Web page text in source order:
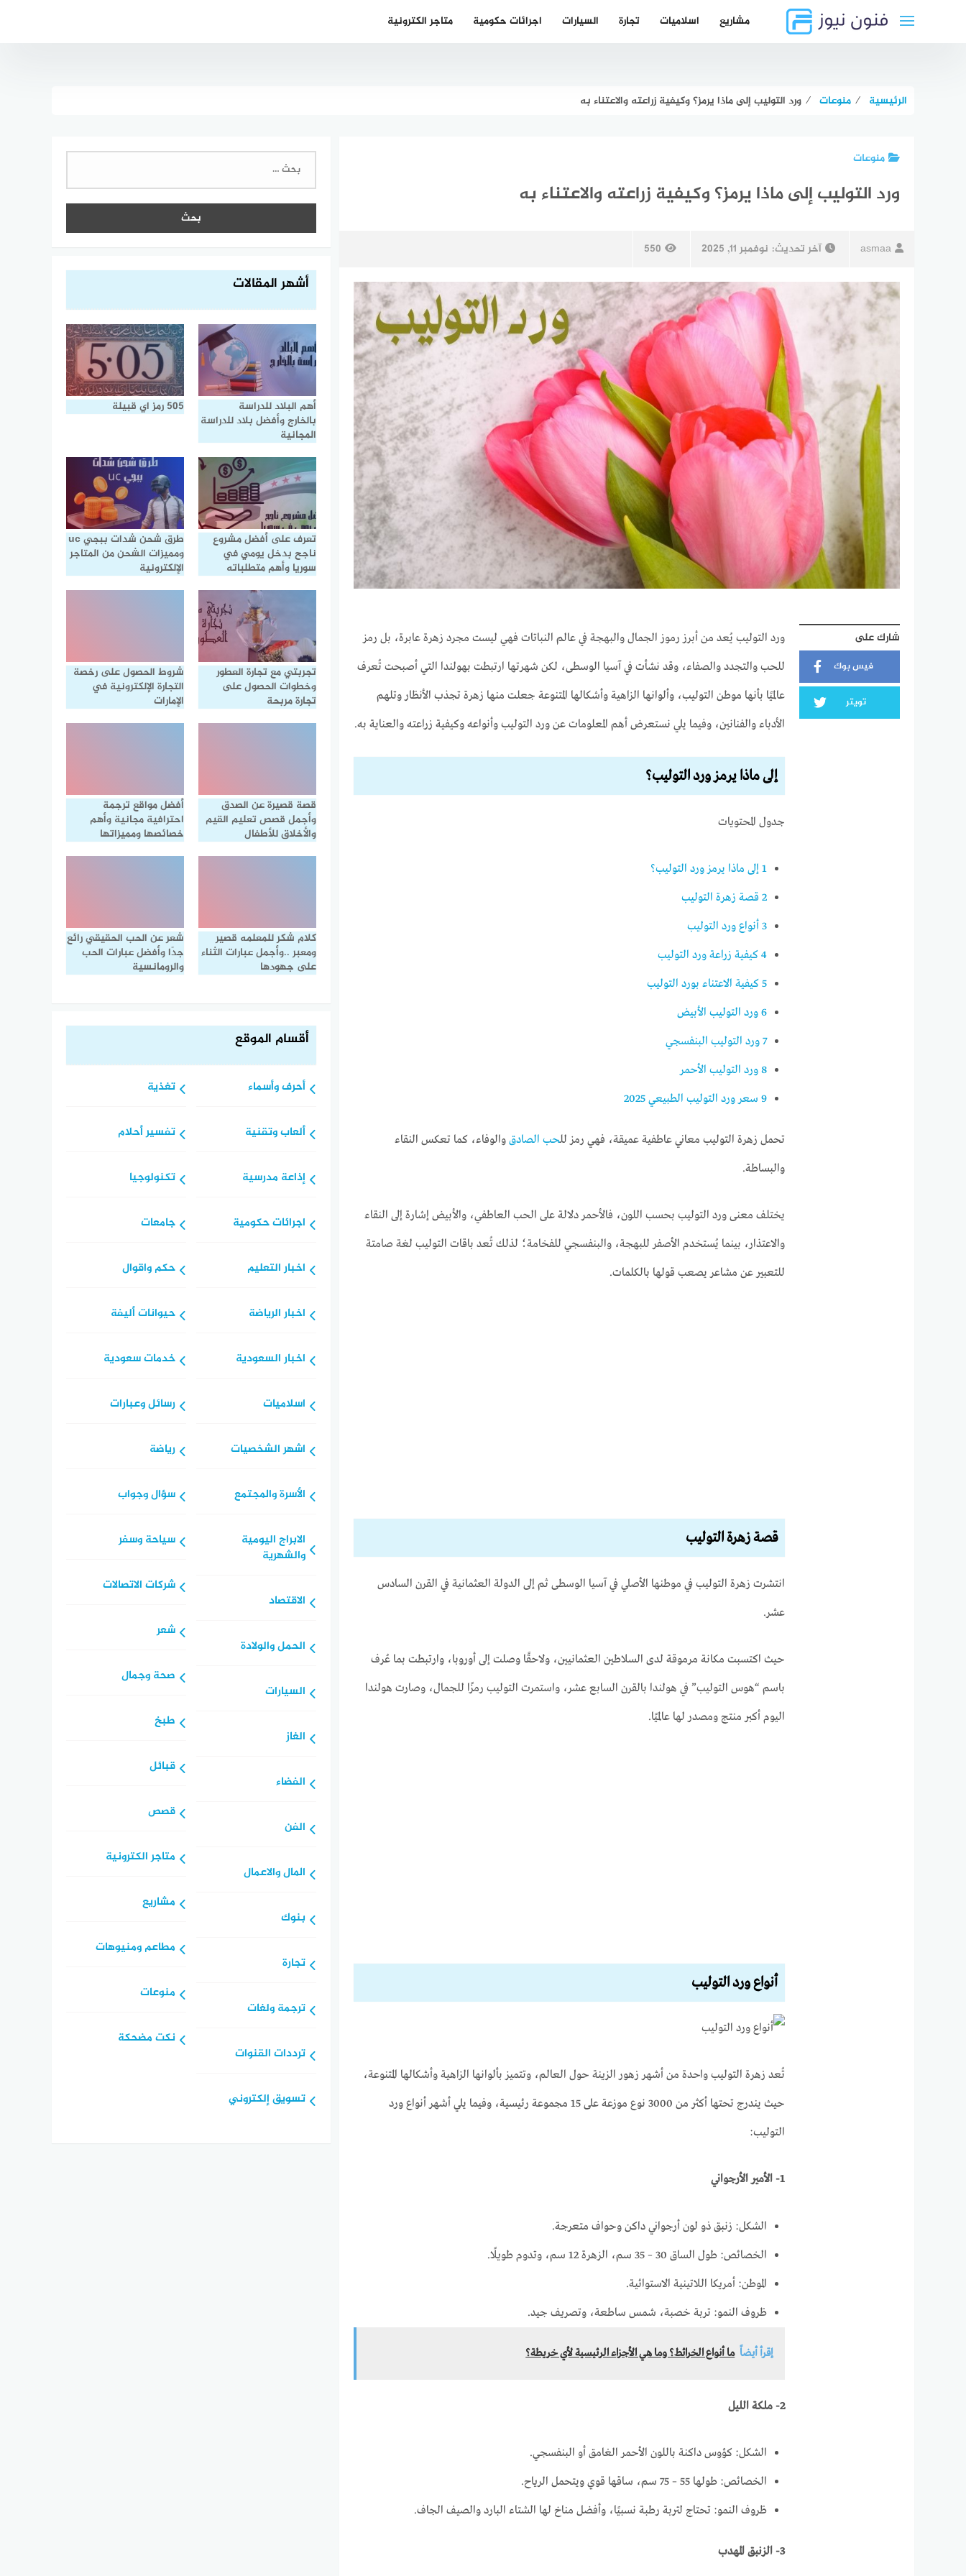
مشاريع اسلاميات تجارة السيارات اجرائات حكومية متاجر الكترونية
الرئيسية ⁄ منوعات ⁄ ورد التوليب إلى ماذا يرمز؟ وكيفية زراعته والاعتناء به
منوعات
ورد التوليب إلى ماذا يرمز؟ وكيفية زراعته والاعتناء به
asmaa آخر تحديث: نوفمبر 11, 2025 550
شارك على
فيس بوك
تويتر
ورد التوليب يُعد من أبرز رموز الجمال والبهجة في عالم النباتات فهي ليست مجرد زهرة عابرة، بل رمز
للحب والتجدد والصفاء، وقد نشأت في آسيا الوسطى، لكن شهرتها ارتبطت بهولندا التي أصبحت تُعرف
عالميًا بأنها موطن التوليب، وألوانها الزاهية وأشكالها المتنوعة جعلت منها زهرة تجذب الأنظار وتلهم
الأدباء والفنانين، وفيما يلي نستعرض أهم المعلومات عن ورد التوليب وأنواعه وكيفية زراعته والعناية به.
إلى ماذا يرمز ورد التوليب؟
جدول المحتويات
1إلى ماذا يرمز ورد التوليب؟
2قصة زهرة التوليب
3أنواع ورد التوليب
4كيفية زراعة ورد التوليب
5كيفية الاعتناء بورد التوليب
6ورد التوليب الأبيض
7ورد التوليب البنفسجي
8ورد التوليب الأحمر
9سعر ورد التوليب الطبيعي 2025
تحمل زهرة التوليب معاني عاطفية عميقة، فهي رمز للحب الصادقوالوفاء، كما تعكس النقاء
والبساطة.
يختلف معنى ورد التوليب بحسب اللون، فالأحمر دلالة على الحب العاطفي، والأبيض إشارة إلى النقاء
والاعتذار، بينما يُستخدم الأصفر للبهجة، والبنفسجي للفخامة؛ لذلك تُعد باقات التوليب لغة صامتة
للتعبير عن مشاعر يصعب قولها بالكلمات.
قصة زهرة التوليب
انتشرت زهرة التوليب في موطنها الأصلي في آسيا الوسطى ثم إلى الدولة العثمانية في القرن السادس
عشر.
حيث اكتسبت مكانة مرموقة لدى السلاطين العثمانيين، ولاحقًا وصلت إلى أوروبا، وارتبطت بما عُرف
باسم “هوس التوليب” في هولندا بالقرن السابع عشر، واستمرت التوليب رمزًا للجمال، وصارت هولندا
اليوم أكبر منتج ومصدر لها عالميًا.
أنواع ورد التوليب
تُعد زهرة التوليب واحدة من أشهر زهور الزينة حول العالم، وتتميز بألوانها الزاهية وأشكالها المتنوعة،
حيث يندرج تحتها أكثر من 3000 نوع موزعة على 15 مجموعة رئيسية، وفيما يلي أشهر أنواع ورد
التوليب:
1- الأمير الأرجواني
الشكل: زنبق ذو لون أرجواني داكن وحواف متعرجة.
الخصائص: طول الساق 30 – 35 سم، الزهرة 12 سم، وتدوم طويلًا.
الموطن: أمريكا اللاتينية الاستوائية.
ظروف النمو: تربة خصبة، شمس ساطعة، وتصريف جيد.
إقرأ أيضاً ما أنواع الخرائط؟ وما هي الأجزاء الرئيسية لأي خريطة؟
2- ملكة الليل
الشكل: كؤوس داكنة باللون الأحمر الغامق أو البنفسجي.
الخصائص: طولها 55 – 75 سم، ساقها قوي ويتحمل الرياح.
ظروف النمو: تحتاج لتربة رطبة نسبيًا، وأفضل مناخ لها الشتاء البارد والصيف الجاف.
3- الزنبق المهدب
البحث
أشهر المقالات
أهم البلاد للدراسة
بالخارج وأفضل بلاد للدراسة
المجانية
505 رمز اي قبيلة
تعرف على أفضل مشروع
ناجح بدخل يومي في
سوريا وأهم متطلباته
طرق شحن شدات ببجي uc
ومميزات الشحن من المتاجر
الإلكترونية
تجربتي مع تجارة العطور
وخطوات الحصول على
تجارة مربحة
شروط الحصول على رخصة
التجارة الإلكترونية في
الإمارات
قصة قصيرة عن الصدق
وأجمل قصص تعليم القيم
والأخلاق للأطفال
أفضل مواقع ترجمة
احترافية مجانية وأهم
خصائصها ومميزاتها
كلام شكر للمعلمه قصير
ومعبر ..وأجمل عبارات الثناء
على جهودها
شعر عن الحب الحقيقي رائع
جدًا وأفضل عبارات الحب
والرومانسية
أقسام الموقع
أحرف وأسماء
ألعاب وتقنية
إذاعة مدرسية
اجرائات حكومية
اخبار التعليم
اخبار الرياضة
اخبار السعودية
اسلاميات
اشهر الشخصيات
الأسرة والمجتمع
الابراج اليومية
والشهرية
الاقتصاد
الحمل والولادة
السيارات
الغاز
الفضاء
الفن
المال والاعمال
بنوك
تجارة
ترجمة ولغات
ترددات القنوات
تسويق إلكتروني
تغذية
تفسير أحلام
تكنولوجيا
جامعات
حكم واقوال
حيوانات أليفة
خدمات سعودية
رسائل وعبارات
رياضة
سؤال وجواب
سياحة وسفر
شركات الاتصالات
شعر
صحة وجمال
طبخ
قبائل
قصص
متاجر الكترونية
مشاريع
مطاعم ومنيوهات
منوعات
نكت مضحكة